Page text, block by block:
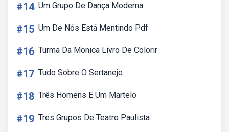
#14 Um Grupo De Dança Moderna
#15 Um De Nós Está Mentindo Pdf
#16 Turma Da Monica Livro De Colorir
#17 Tudo Sobre O Sertanejo
#18 Três Homens E Um Martelo
#19 Tres Grupos De Teatro Paulista